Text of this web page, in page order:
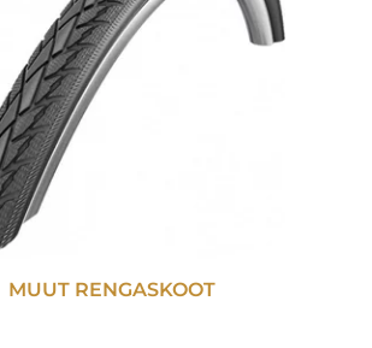
MUUT RENGASKOOT